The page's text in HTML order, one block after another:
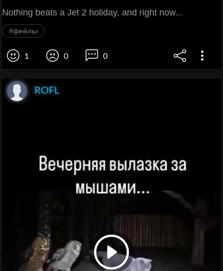
Nothing beats a Jet 2 holiday, and right now...
#фейлы
1 0 0
ROFL